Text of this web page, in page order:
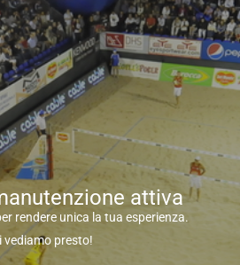
attiva
rendere unica la tua esperienza.
vediamo presto!